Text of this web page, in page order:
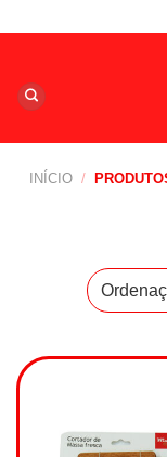
to
INÍCIO /